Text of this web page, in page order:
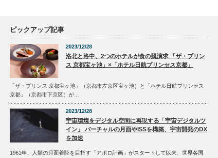
ピックアップ記事
2023/12/28
洛北と洛中、2つのホテルが食の競演求 「ザ・プリン
ス 京都宝ヶ池」×「ホテル日航プリンセス京都」
「ザ・プリンス 京都宝ヶ池」（京都市左京区宝ヶ池）と「ホテル日航プリンセス
京都」（京都市下京区）が…
2023/12/28
宇宙環境をデジタル空間に再現する「宇宙デジタルツ
イン」 バーチャルの月面やISSを構築、宇宙開発のDX
を加速
1961年、人類の月面着陸を目指す「アポロ計画」がスタートして以来、世界各国